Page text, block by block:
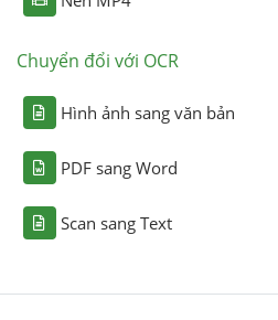
Chuyển đổi với OCR
Hình ảnh sang văn bản
PDF sang Word
Scan sang Text